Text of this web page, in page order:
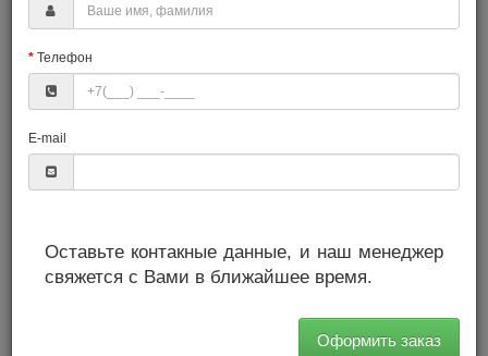
Профессиональный
дозиметр СОЭКС 02М
DUO со Свидетельством
о поверке
версия прибора и прошивки
Телефон
E-mail
Оставьте контакные данные, и наш менеджер
свяжется с Вами в ближайшее время.
Оформить заказ